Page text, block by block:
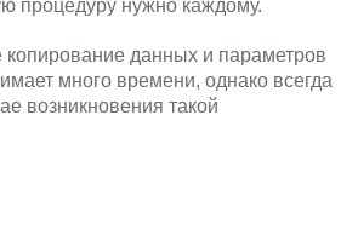
процедуру нужно каждому.
данных и параметров
много времени, однако всегда
возникновения такой